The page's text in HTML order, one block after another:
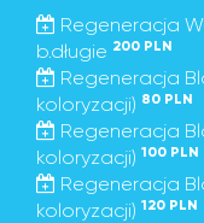
Regeneracja
b.długie 200 PLN
Regeneracja
koloryzacji) 80 PLN
Regeneracja
koloryzacji) 100 PLN
Regeneracja
koloryzacji) 120 PLN